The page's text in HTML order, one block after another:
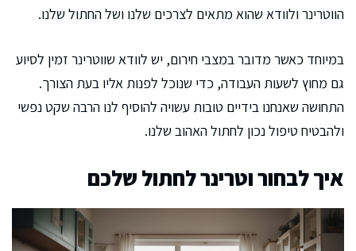
הווטרינר ולוודא שהוא מתאים לצרכים שלנו ושל החתול שלנו.
במיוחד כאשר מדובר במצבי חירום, יש לוודא שווטרינר זמין לסיוע
גם מחוץ לשעות העבודה, כדי שנוכל לפנות אליו בעת הצורך.
התחושה שאנחנו בידיים טובות עשויה להוסיף לנו הרבה שקט נפשי
ולהבטיח טיפול נכון לחתול האהוב שלנו.
איך לבחור וטרינר לחתול שלכם